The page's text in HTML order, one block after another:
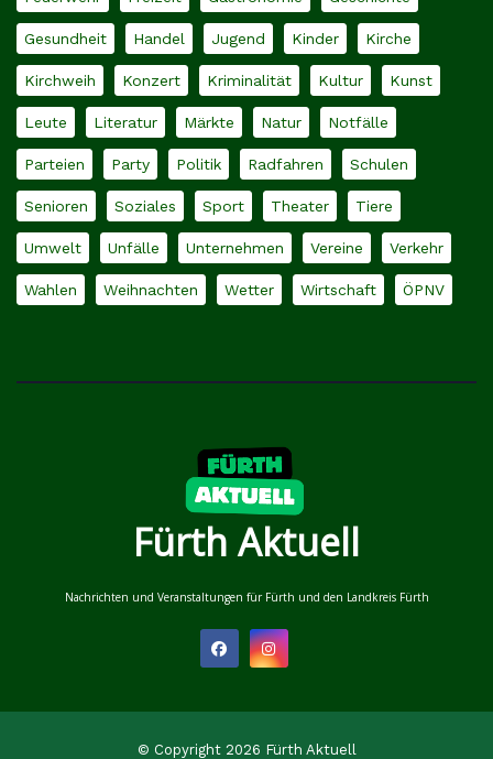
Gesundheit Handel Jugend Kinder Kirche
Kirchweih Konzert Kriminalität Kultur Kunst
Leute Literatur Märkte Natur Notfälle
Parteien Party Politik Radfahren Schulen
Senioren Soziales Sport Theater Tiere
Umwelt Unfälle Unternehmen Vereine Verkehr
Wahlen Weihnachten Wetter Wirtschaft ÖPNV
Fürth Aktuell
Nachrichten und Veranstaltungen für Fürth und den Landkreis Fürth
© Copyright 2026 Fürth Aktuell